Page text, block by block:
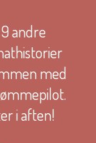
andre
med
i aften!